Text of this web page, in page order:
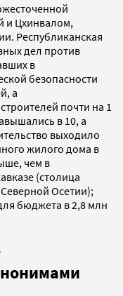
и Цхинвалом,
Республиканская
дел против
в
безопасности
а
почти на 1
в 10, а
выходило
жилого дома в
чем в
(столица
Осетии);
бюджета в 2,8 млн